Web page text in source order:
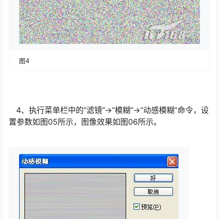
图4
4、执行菜单栏中的“滤镜”→“模糊”→“动感模糊”命令，设
置参数如图05所示，图像效果如图06所示。